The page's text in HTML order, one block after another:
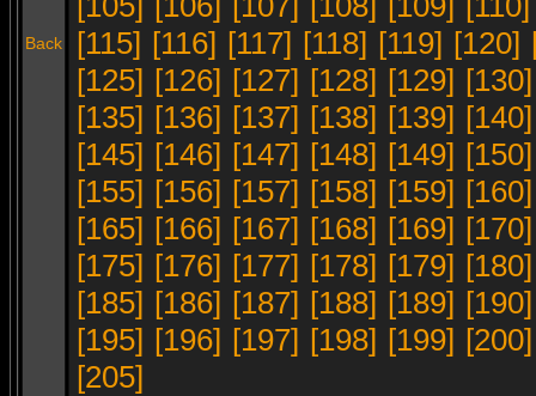
Back
[115] [116] [117] [118] [119] [120]
[125] [126] [127] [128] [129] [130]
[135] [136] [137] [138] [139] [140]
[145] [146] [147] [148] [149] [150]
[155] [156] [157] [158] [159] [160]
[165] [166] [167] [168] [169] [170]
[175] [176] [177] [178] [179] [180]
[185] [186] [187] [188] [189] [190]
[195] [196] [197] [198] [199] [200]
[205]